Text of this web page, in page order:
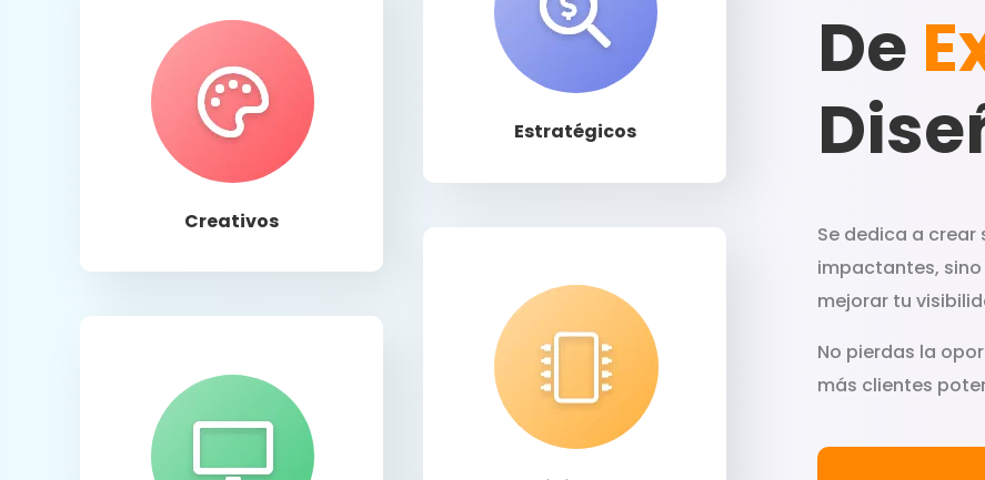
Creativos
Estratégicos
Llamar
De
Se dedica a
impactantes,
mejorar tu
No pierdas la
más clientes